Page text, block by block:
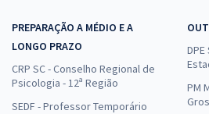
PREPARAÇÃO A MÉDIO E A
LONGO PRAZO
CRP SC - Conselho Regional de
Psicologia - 12ª Região
SEDF - Professor Temporário
PM